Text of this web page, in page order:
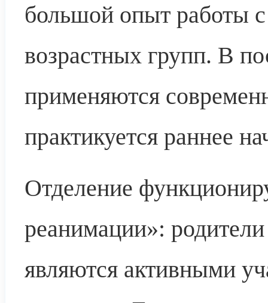
большой опыт работы
возрастных групп. В
применяются
практикуется раннее
Отделение
реанимации»:
являются активными